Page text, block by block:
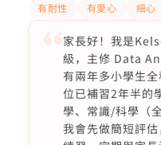
有耐性 有愛心 細心
家長好！我是
級，主修 Data
有兩年多小學生
位已補習2年半的
學、常識/科學（
我會先做簡短評